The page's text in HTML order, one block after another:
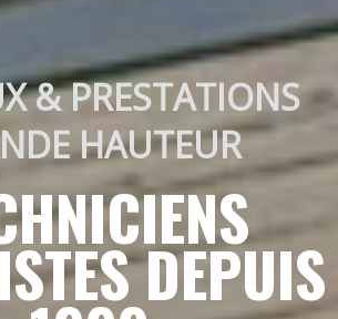
& PRESTATIONS
HAUTEUR
DEPUIS